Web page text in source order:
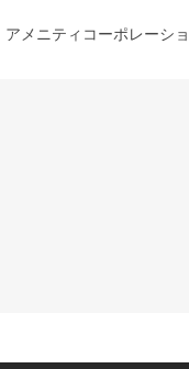
アメニティコーポレーシ